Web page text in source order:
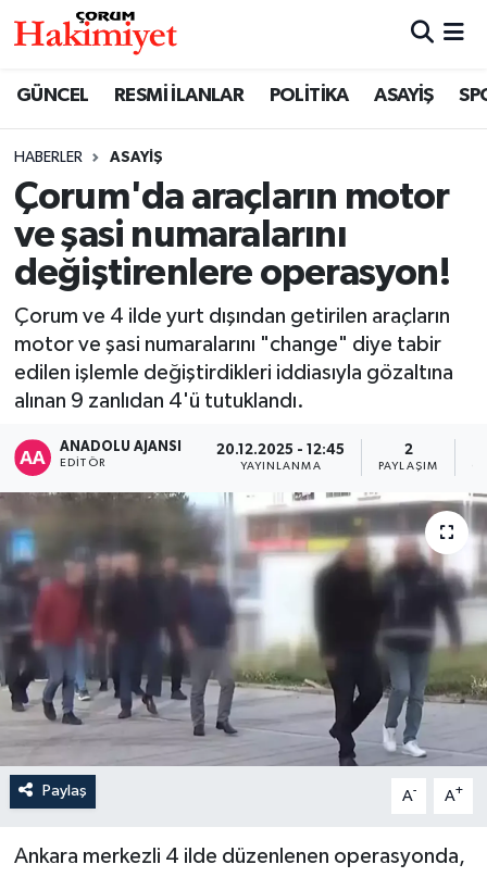
GÜNCEL RESMİ İLANLAR POLİTİKA ASAYİŞ
HABERLER ASAYİŞ
Çorum'da araçların motor
ve şasi numaralarını
değiştirenlere operasyon!
Çorum ve 4 ilde yurt dışından getirilen araçların
motor ve şasi numaralarını "change" diye tabir
edilen işlemle değiştirdikleri iddiasıyla gözaltına
alınan 9 zanlıdan 4'ü tutuklandı.
ANADOLU AJANSI
EDITÖR
20.12.2025 - 12:45
YAYINLANMA
2
PAYLAŞIM
Paylaş A- A+
Ankara merkezli 4 ilde düzenlenen operasyonda,
SAĞLIK
ASAYİŞ
EKONOMİ
GÜNCEL
EĞİTİM
OTOPARK
TEKNOLOJİ
Nöbetçi Eczaneler
Çorum Namaz Vakitleri
Trafik Durumu
Süper Lig Puan Durumu ve Fikstür
Tüm Manşetler
Haber Arşivi